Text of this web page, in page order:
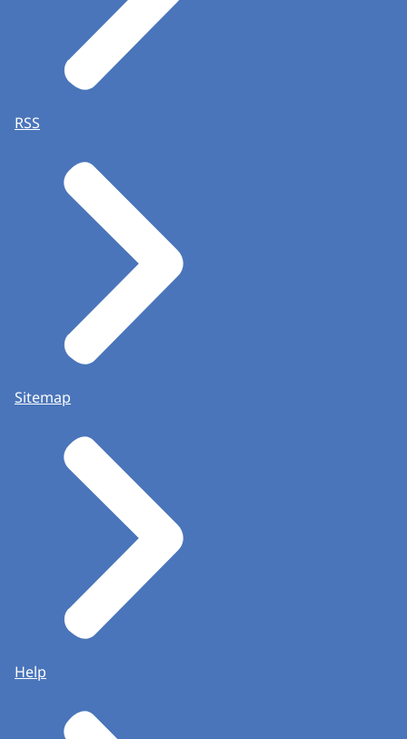
RSS
Sitemap
Help